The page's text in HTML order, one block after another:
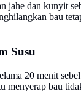
jahe dan kunyit
bau
Susu
20 menit
menyerap bau